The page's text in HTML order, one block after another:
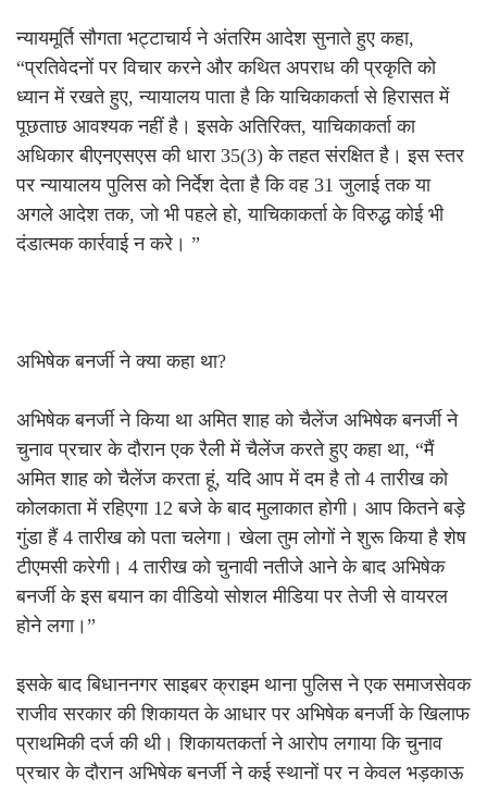
न्यायमूर्ति सौगता भट्टाचार्य ने अंतरिम आदेश सुनाते हुए कहा,
“प्रतिवेदनों पर विचार करने और कथित अपराध की प्रकृति को
ध्यान में रखते हुए, न्यायालय पाता है कि याचिकाकर्ता से हिरासत में
पूछताछ आवश्यक नहीं है। इसके अतिरिक्त, याचिकाकर्ता का
अधिकार बीएनएसएस की धारा 35(3) के तहत संरक्षित है। इस स्तर
पर न्यायालय पुलिस को निर्देश देता है कि वह 31 जुलाई तक या
अगले आदेश तक, जो भी पहले हो, याचिकाकर्ता के विरुद्ध कोई भी
दंडात्मक कार्रवाई न करे। ”
अभिषेक बनर्जी ने क्या कहा था?
अभिषेक बनर्जी ने किया था अमित शाह को चैलेंज अभिषेक बनर्जी ने
चुनाव प्रचार के दौरान एक रैली में चैलेंज करते हुए कहा था, “मैं
अमित शाह को चैलेंज करता हूं, यदि आप में दम है तो 4 तारीख को
कोलकाता में रहिएगा 12 बजे के बाद मुलाकात होगी। आप कितने बड़े
गुंडा हैं 4 तारीख को पता चलेगा। खेला तुम लोगों ने शुरू किया है शेष
टीएमसी करेगी। 4 तारीख को चुनावी नतीजे आने के बाद अभिषेक
बनर्जी के इस बयान का वीडियो सोशल मीडिया पर तेजी से वायरल
होने लगा।”
इसके बाद बिधाननगर साइबर क्राइम थाना पुलिस ने एक समाजसेवक
राजीव सरकार की शिकायत के आधार पर अभिषेक बनर्जी के खिलाफ
प्राथमिकी दर्ज की थी। शिकायतकर्ता ने आरोप लगाया कि चुनाव
प्रचार के दौरान अभिषेक बनर्जी ने कई स्थानों पर न केवल भड़काऊ